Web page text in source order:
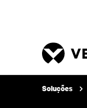
Soluções